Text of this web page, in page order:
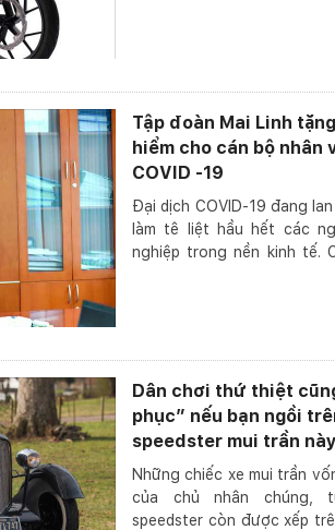
Tập đoàn Mai Linh
hiểm cho cán bộ nhân
COVID -19
Đại dịch COVID-19 đang
làm tê liệt hầu hết các
nghiệp trong nền kinh tế.
Dân chơi thứ thiệt
phục” nếu bạn ngồi
speedster mui trần
Những chiếc xe mui trần
của chủ nhân chúng,
speedster còn được xếp